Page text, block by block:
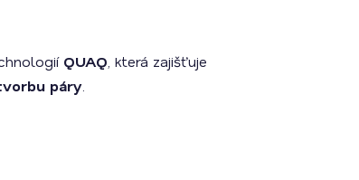
QUAQ , která zajišťuje
páry